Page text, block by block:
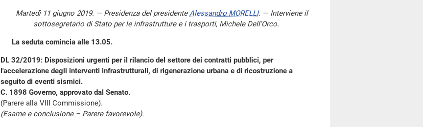
Martedì 11 giugno 2019. — Presidenza del presidenteAlessandro MORELLI. — Interviene il
sottosegretario di Stato per le infrastrutture e i trasporti, Michele Dell'Orco.
La seduta comincia alle 13.05.
DL 32/2019: Disposizioni urgenti per il rilancio del settore dei contratti pubblici, per
l'accelerazione degli interventi infrastrutturali, di rigenerazione urbana e di ricostruzione a
seguito di eventi sismici.
C. 1898 Governo, approvato dal Senato.
(Parere alla VIII Commissione).
(Esame e conclusione – Parere favorevole).